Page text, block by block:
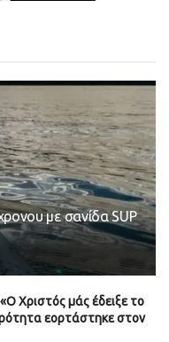
με σανίδα SUP
Χριστός μάς έδειξε το
εορτάστηκε στον